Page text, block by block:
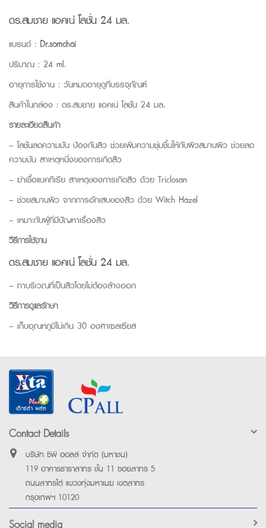
ดร.สมชาย แอคเน่ โลชั่น 24 มล.
แบรนด์ : Dr.somchai
ปริมาณ : 24 ml.
อายุการใช้งาน : วันหมดอายุดูที่บรรจุภัณฑ์
สินค้าในกล่อง : ดร.สมชาย แอคเน่ โลชั่น 24 มล.
รายละเอียดสินค้า
– โลชั่นลดความมัน ป้องกันสิว ช่วยเพิ่มความชุ่มชื้นให้กับผิวสมานผิว ช่วยลด
ความมัน สาเหตุหนึ่งของการเกิดสิว
– ฆ่าเชื้อแบคทีเรีย สาเหตุของการเกิดสิว ด้วย Triclosan
– ช่วยสมานผิว จากการอักเสบของสิว ด้วย Witch Hazel
– เหมาะกับผู้ที่มีปัญหาเรื่องสิว
วิธีการใช้งาน
ดร.สมชาย แอคเน่ โลชั่น 24 มล.
– ทาบริเวณที่เป็นสิวโดยไม่ต้องล้างออก
วิธีการดูแลรักษา
– เก็บอุณหภูมิไม่เกิน 30 องศาเซลเซียส
Contact Details
บริษัท ซีพี ออลล์ จำกัด (มหาชน)
119 อาคารธาราสาทร ชั้น 11 ซอยสาทร 5
ถนนสาทรใต้ แขวงทุ่งมหาเมฆ เขตสาทร
กรุงเทพฯ 10120